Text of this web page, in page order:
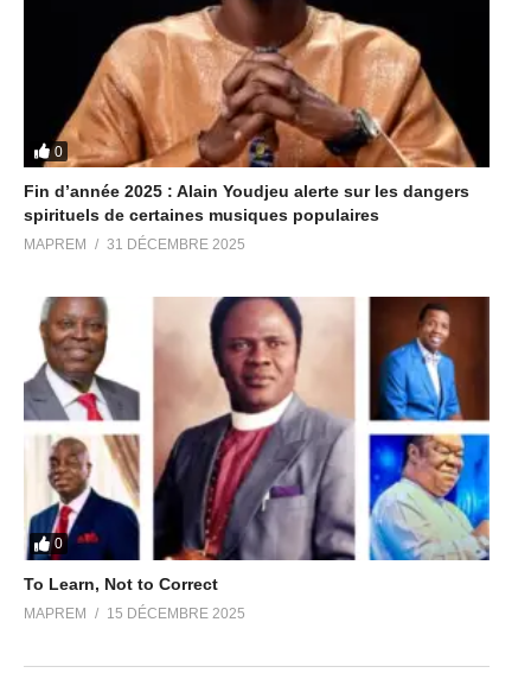
0
Fin d’année 2025 : Alain Youdjeu alerte sur les dangers
spirituels de certaines musiques populaires
MAPREM 31 DÉCEMBRE 2025
0
To Learn, Not to Correct
MAPREM 15 DÉCEMBRE 2025